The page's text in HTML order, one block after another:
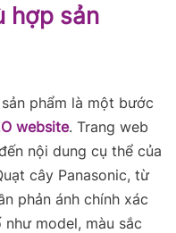
hợp sản
phẩm là một bước
website. Trang web
nội dung cụ thể của
cây Panasonic, từ
phản ánh chính xác
model, màu sắc